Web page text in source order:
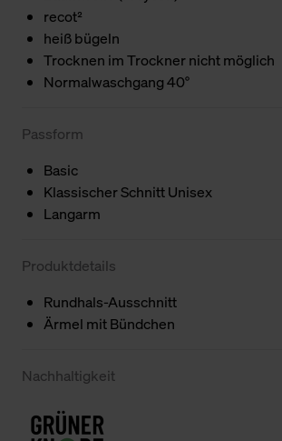
recot²
heiß bügeln
Trocknen im Trockner nicht möglich
Normalwaschgang 40°
Passform
Basic
Klassischer Schnitt Unisex
Langarm
Produktdetails
Rundhals-Ausschnitt
Ärmel mit Bündchen
Nachhaltigkeit